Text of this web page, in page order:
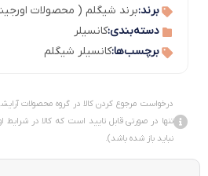
برند:برند شیگلم ( محصولات
دسته‌بندی:کانسیلر
برچسب‌ها:کانسیلر شیگلم
درخواست مرجوع کردن کالا در گروه محصولات
تنها در صورتی قابل تایید است که کالا در شرایط
نباید باز شده باشد).